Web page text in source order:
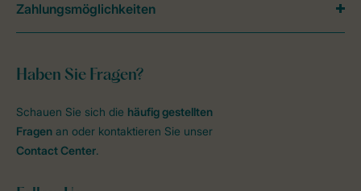
Haben Sie Fragen?
Schauen Sie sich die häufig gestellten
Fragen an oder kontaktieren Sie unser
Contact Center.
Zahlungsmöglichkeiten